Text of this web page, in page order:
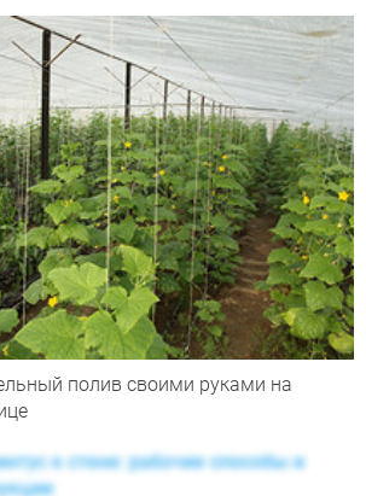
полив своими руками на